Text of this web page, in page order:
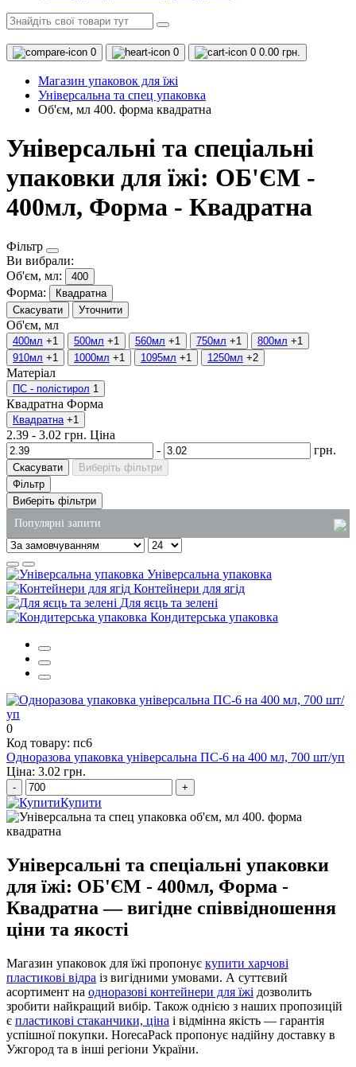
0 0 0 0.00 грн.
Магазин упаковок для їжі
Універсальна та спец упаковка
Об'єм, мл 400. форма квадратна
Універсальні та спеціальні
упаковки для їжі: ОБ'ЄМ -
400мл, Форма - Квадратна
Фільтр
Ви вибрали:
Об'єм, мл:
400
Форма:
Квадратна
Скасувати
Уточнити
Об'єм, мл
400мл +1 500мл +1 560мл +1 750мл +1 800мл +1
910мл +1 1000мл +1 1095мл +1 1250мл +2
Матеріал
ПС - полістирол 1
Квадратна Форма
Квадратна +1
2.39 - 3.02 грн. Ціна
-
грн.
Скасувати
Виберіть фільтри
Фільтр
Виберіть фільтри
Популярні запити
пакети купити оптом
одноразові контейнери купити україна
купити одноразові пластикові відра
господарські товари київ купити
купити супниці одноразові
Універсальна упаковка
Контейнери для ягід
Для яєць та зелені
Кондитерська упаковка
0
Код товару: пс6
Одноразова упаковка універсальна ПС-6 на 400 мл, 700 шт/уп
Ціна: 3.02 грн.
- +
Купити
Універсальні та спеціальні упаковки
для їжі: ОБ'ЄМ - 400мл, Форма -
Квадратна — вигідне співвідношення
ціни та якості
Магазин упаковок для їжі пропонує купити харчові
пластикові відра із вигідними умовами. А суттєвий
асортимент на одноразові контейнери для їжі дозволить
зробити найкращий вибір. Також однією з наших пропозицій
є пластикові стаканчики, ціна і відмінна якість — гарантія
успішної покупки. HorecaPack пропонує надійну доставку в
Ужгород та в інші регіони України.